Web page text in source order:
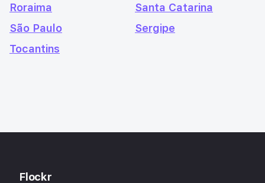
Roraima
Santa Catarina
São Paulo
Sergipe
Tocantins
Flockr